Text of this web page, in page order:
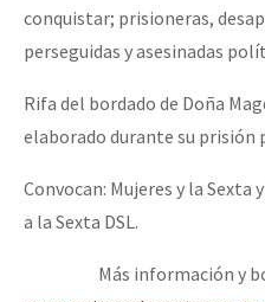
conquistar; prisioneras,
perseguidas y asesinadas
Rifa del bordado de Doña
elaborado durante su prisión
Convocan: Mujeres y la Sexta
a la Sexta DSL.
Más información y